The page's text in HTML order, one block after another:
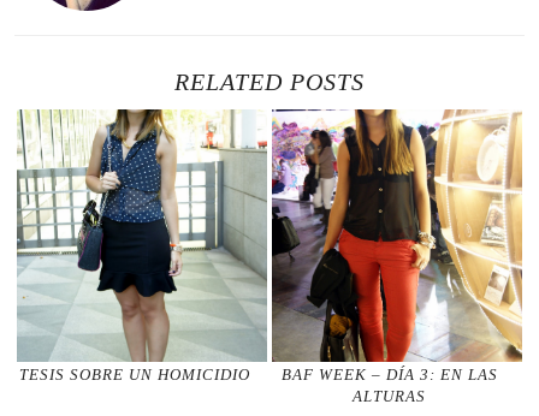
RELATED POSTS
TESIS SOBRE UN HOMICIDIO
BAF WEEK – DÍA 3: EN LAS
ALTURAS